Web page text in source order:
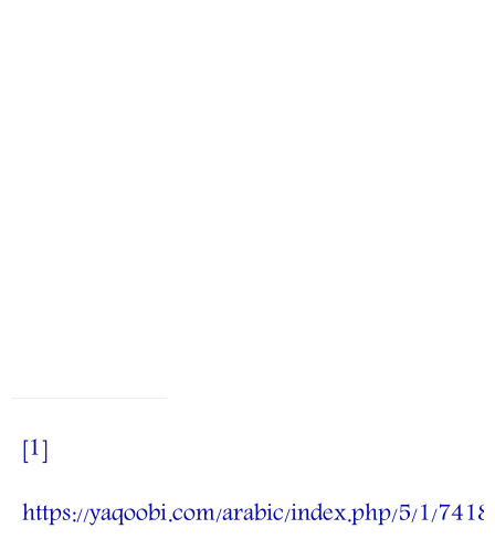
[1]
https://yaqoobi.com/arabic/index.php/5/1/